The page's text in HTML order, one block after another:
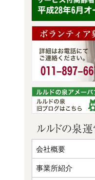
会社概要
事業所紹介